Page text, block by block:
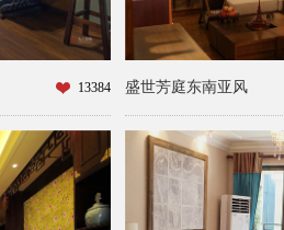
13384 盛世芳庭东南亚风